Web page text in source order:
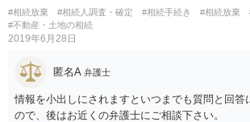
にあたっては、法テラスの無料相談等を利用して
とも十分考えられるかと存じます。また、ご記載
を拝見するかぎり、再婚相手のかたは既に相続放
#相続放棄 #相続人調査・確定 #相続手続き #相続放棄
#不動産・土地の相続
2019年6月28日
匿名A 弁護士
情報を小出しにされますといつまでも質問と回答
ので、後はお近くの弁護士にご相談下さい。